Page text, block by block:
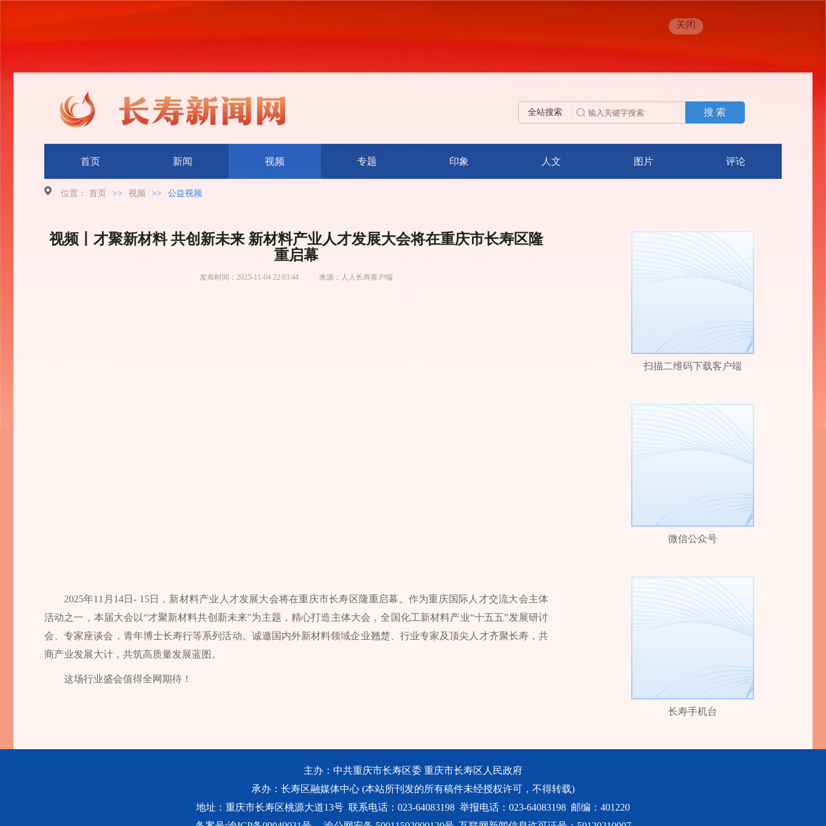
关闭
全站搜索 搜 索
首页 新闻 视频 专题 印象 人文 图片 评论
位置： 首页 >> 视频 >> 公益视频
视频丨才聚新材料 共创新未来 新材料产业人才发展大会将在重庆市长寿区隆
重启幕
发布时间： 2025-11-04 22:03:44 来源： 人人长寿客户端
2025年11月14日- 15日，新材料产业人才发展大会将在重庆市长寿区隆重启幕。作为重庆国际人才交流大会主体
活动之一，本届大会以“才聚新材料共创新未来”为主题，精心打造主体大会，全国化工新材料产业“十五五”发展研讨
会、专家座谈会，青年博士长寿行等系列活动。诚邀国内外新材料领域企业翘楚、行业专家及顶尖人才齐聚长寿，共
商产业发展大计，共筑高质量发展蓝图。
这场行业盛会值得全网期待！
扫描二维码下载客户端
微信公众号
长寿手机台
主办：中共重庆市长寿区委 重庆市长寿区人民政府
承办：长寿区融媒体中心 (本站所刊发的所有稿件未经授权许可，不得转载)
地址：重庆市长寿区桃源大道13号 联系电话：023-64083198 举报电话：023-64083198 邮编：401220